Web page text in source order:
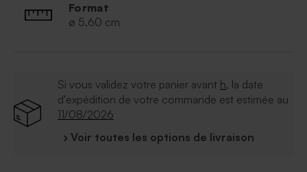
Format
ø 5,60 cm
Si vous validez votre panier avant h, la date
d'expédition de votre commande est estimée au
11/08/2026
› Voir toutes les options de livraison